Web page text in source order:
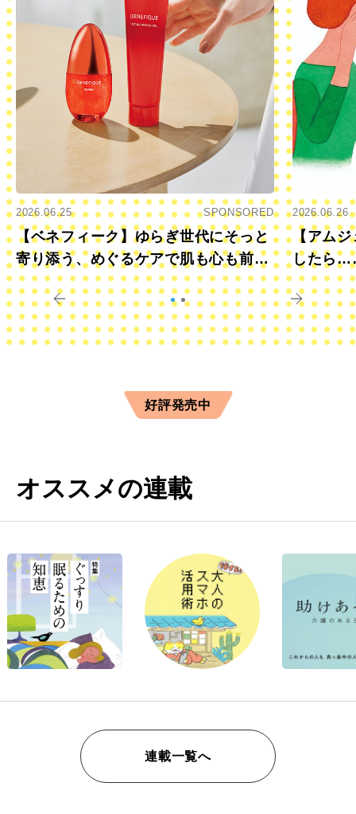
2026.06.25 SPONSORED
【ベネフィーク】ゆらぎ世代にそっと
寄り添う、めぐるケアで肌も心も前向
きに
2026.06.26
【アムジ
したら
すか？
好評発売中
オススメの連載
連載一覧へ